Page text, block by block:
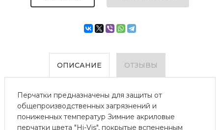
ОПИСАНИЕ ОТЗЫВЫ
Перчатки предназначены для защиты от
общепроизводственных загрязнений и
пониженных температур Зимние акриловые
перчатки цвета "Hi-Vis", покрытые вспененным